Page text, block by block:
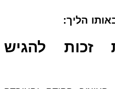
הליך:
להגיש